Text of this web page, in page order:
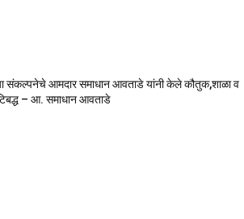
संकल्पनेचे आमदार समाधान आवताडे यांनी केले कौतुक,शाळा व
– आ. समाधान आवताडे